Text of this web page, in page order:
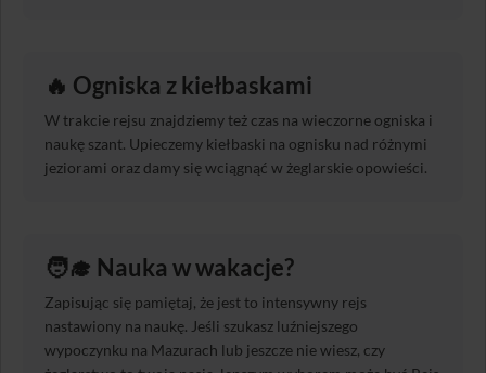
🔥 Ogniska z kiełbaskami
W trakcie rejsu znajdziemy też czas na wieczorne ogniska i
naukę szant. Upieczemy kiełbaski na ognisku nad różnymi
jeziorami oraz damy się wciągnąć w żeglarskie opowieści.
🧑‍🎓 Nauka w wakacje?
Zapisując się pamiętaj, że jest to intensywny rejs
nastawiony na naukę. Jeśli szukasz luźniejszego
wypoczynku na Mazurach lub jeszcze nie wiesz, czy